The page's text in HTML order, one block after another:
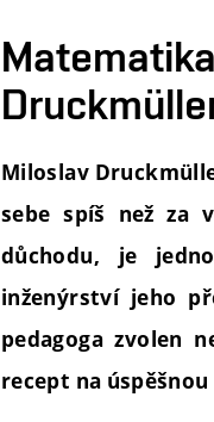
Miloslav
sebe spíš než za
důchodu, je
inženýrství jeho
pedagoga zvolen
recept na